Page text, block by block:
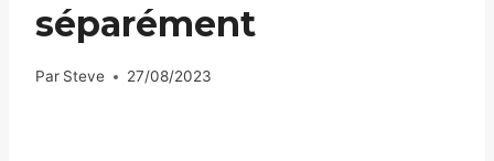
séparément
Par Steve 27/08/2023